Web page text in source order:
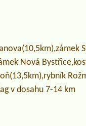
Nová
v dosahu 7-14 km